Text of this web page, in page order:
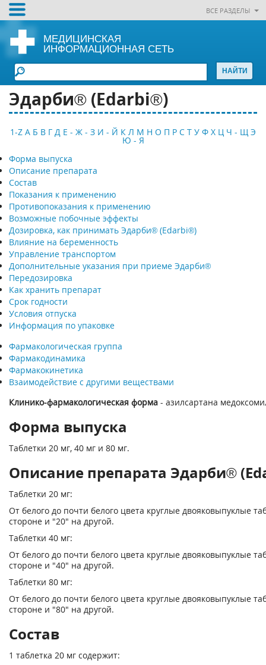
ВСЕ РАЗДЕЛЫ
МЕДИЦИНСКАЯ
ИНФОРМАЦИОННАЯ СЕТЬ
Эдарби® (Edarbi®)
1-Z А Б В Г Д Е - Ж - З И - Й К Л М Н О П Р С Т У Ф Х Ц Ч - Щ Э
Ю - Я
Форма выпуска
Описание препарата
Состав
Показания к применению
Противопоказания к применению
Возможные побочные эффекты
Дозировка, как принимать Эдарби® (Edarbi®)
Влияние на беременность
Управление транспортом
Дополнительные указания при приеме Эдарби®
Передозировка
Как хранить препарат
Срок годности
Условия отпуска
Информация по упаковке
Фармакологическая группа
Фармакодинамика
Фармакокинетика
Взаимодействие с другими веществами
Клинико-фармакологическая форма - азилсартана
Форма выпуска
Таблетки 20 мг, 40 мг и 80 мг.
Описание препарата Эдарби®
Таблетки 20 мг:
От белого до почти белого цвета круглые двояковыпуклые
стороне и "20" на другой.
Таблетки 40 мг:
От белого до почти белого цвета круглые двояковыпуклые
стороне и "40" на другой.
Таблетки 80 мг:
От белого до почти белого цвета круглые двояковыпуклые
стороне и "80" на другой.
Состав
1 таблетка 20 мг содержит: